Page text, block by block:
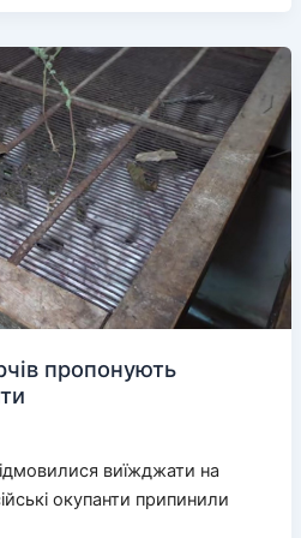
пропонують
виїжджати на
окупанти припинили